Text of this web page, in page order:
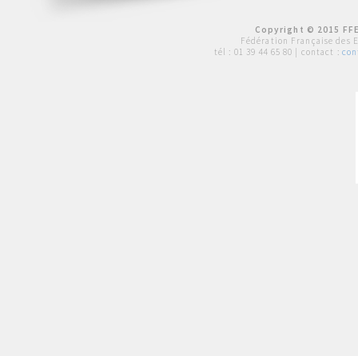
Copyright © 2015
Fédération Française des
tél : 01 39 44 65 80 | contact :